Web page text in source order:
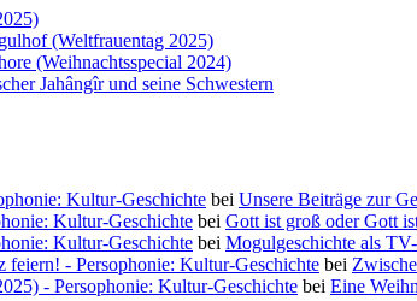
(Weltfrauentag 2025)
(Weihnachtsspecial 2024)
Jahângîr und seine Schwestern
Kultur-Geschichte bei Unsere Beiträge zur
Kultur-Geschichte bei Gott ist groß oder Gott
Kultur-Geschichte bei Mogulgeschichte als
feiern! - Persophonie: Kultur-Geschichte bei
- Persophonie: Kultur-Geschichte bei Eine